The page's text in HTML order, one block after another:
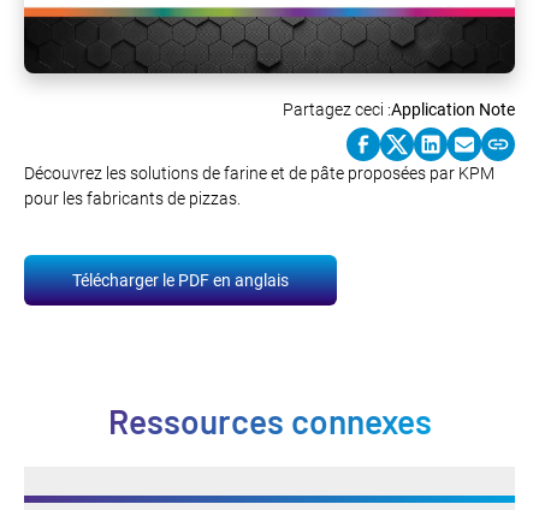
Découvrez les solutions de farine et de pâte proposées par KPM
pour les fabricants de pizzas.
Télécharger le PDF en anglais
Partagez ceci :Application Note
Ressources connexes